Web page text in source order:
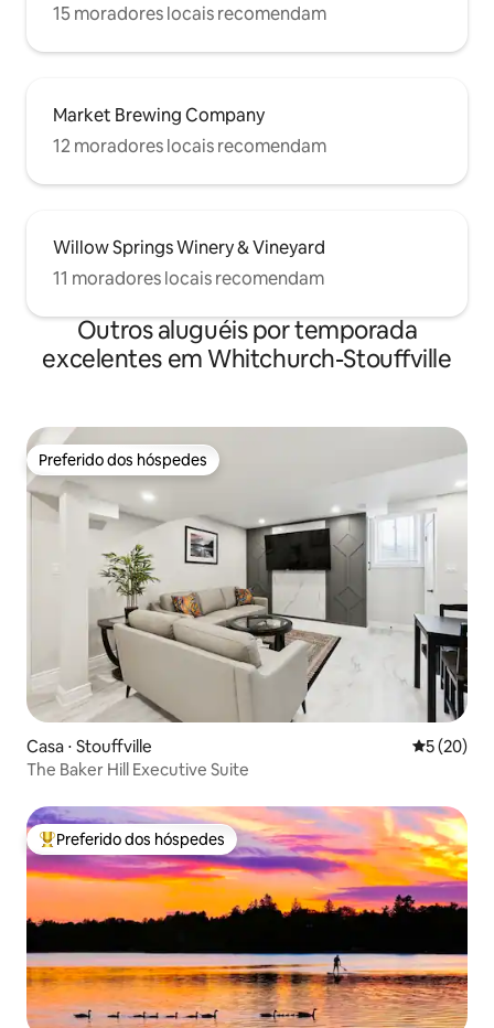
15 moradores locais recomendam
Market Brewing Company
12 moradores locais recomendam
Willow Springs Winery & Vineyard
11 moradores locais recomendam
Outros aluguéis por temporada
excelentes em Whitchurch-Stouffville
Preferido dos hóspedes
Preferido dos hóspedes
Casa ⋅ Stouffville 5 de uma
5 (20)
The Baker Hill Executive Suite
Entre os melhores preferidos dos hóspedes
Preferido dos hóspedes